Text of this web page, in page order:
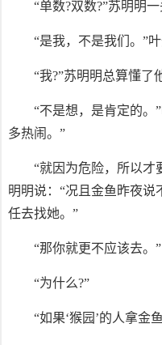
“单数?双数?”苏明明
“是我，不是我们。”叶
“我?”苏明明总算懂了
“不是想，是肯定的。
多热闹。”
“就因为危险，所以才
明明说：“况且金鱼昨夜说
任去找她。”
“那你就更不应该去。”
“为什么?”
“如果‘猴园’的人拿金